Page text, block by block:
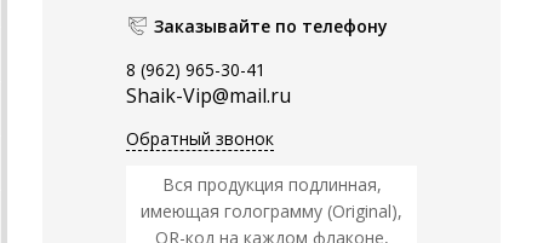
Заказывайте по телефону
8 (962) 965-30-41
Shaik-Vip@mail.ru
Обратный звонок
Вся продукция подлинная,
имеющая голограмму (Original),
QR-код на каждом флаконе,